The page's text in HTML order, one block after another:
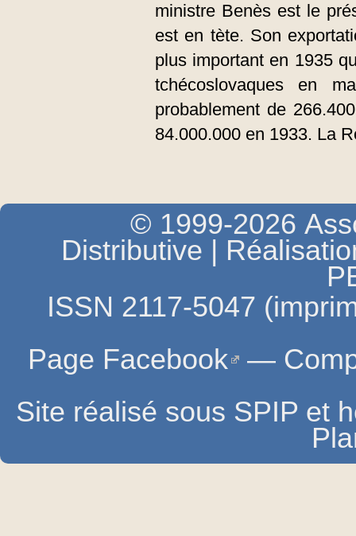
ministre Benès est le
est en tète. Son
plus important en 1935
tchécoslovaques en
probablement de
84.000.000 en 1933. La
© 1999-2026
Distributive |
ISSN 2117-5047
Page Facebook —
Site réalisé sous SPIP et